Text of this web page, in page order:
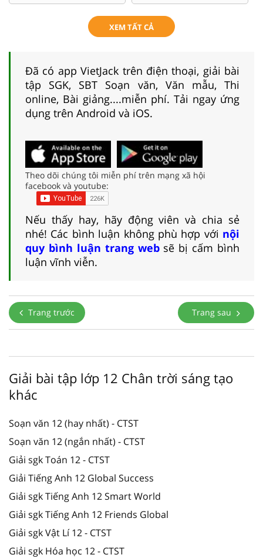
XEM TẤT CẢ
Đã có app VietJack trên điện thoại, giải bài
tập SGK, SBT Soạn văn, Văn mẫu, Thi
online, Bài giảng....miễn phí. Tải ngay ứng
dụng trên Android và iOS.
Theo dõi chúng tôi miễn phí trên mạng xã hội
facebook và youtube:
Nếu thấy hay, hãy động viên và chia sẻ
nhé! Các bình luận không phù hợp với nội
quy bình luận trang websẽ bị cấm bình
luận vĩnh viễn.
Trang trước Trang sau
Giải bài tập lớp 12 Chân trời sáng tạo
khác
Soạn văn 12 (hay nhất) - CTST
Soạn văn 12 (ngắn nhất) - CTST
Giải sgk Toán 12 - CTST
Giải Tiếng Anh 12 Global Success
Giải sgk Tiếng Anh 12 Smart World
Giải sgk Tiếng Anh 12 Friends Global
Giải sgk Vật Lí 12 - CTST
Giải sgk Hóa học 12 - CTST